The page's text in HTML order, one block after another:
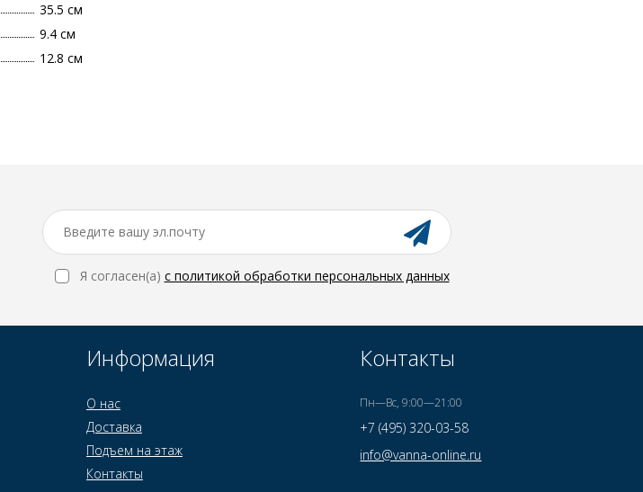
35.5 см
9.4 см
12.8 см
Я согласен(a) с политикой обработки персональных данных
Информация
О нас
Доставка
Подъем на этаж
Контакты
Контакты
Пн—Вс, 9:00—21:00
+7 (495) 320-03-58
info@vanna-online.ru